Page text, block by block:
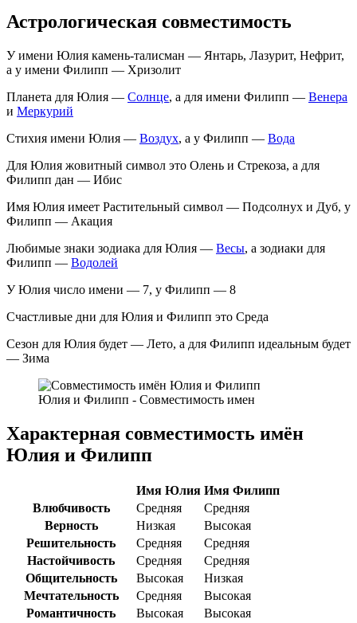
Астрологическая совместимость
У имени Юлия камень-талисман — Янтарь, Лазурит, Нефрит,
а у имени Филипп — Хризолит
Планета для Юлия — Солнце, а для имени Филипп — Венера
и Меркурий
Стихия имени Юлия — Воздух, а у Филипп — Вода
Для Юлия жовитный символ это Олень и Стрекоза, а для
Филипп дан — Ибис
Имя Юлия имеет Растительный символ — Подсолнух и Дуб, у
Филипп — Акация
Любимые знаки зодиака для Юлия — Весы, а зодиаки для
Филипп — Водолей
У Юлия число имени — 7, у Филипп — 8
Счастливые дни для Юлия и Филипп это Среда
Сезон для Юлия будет — Лето, а для Филипп идеальным будет
— Зима
Юлия и Филипп - Совместимость имен
Характерная совместимость имён
Юлия и Филипп
Имя Юлия Имя Филипп
Влюбчивость
Средняя
Средняя
Верность
Низкая
Высокая
Решительность
Средняя
Средняя
Настойчивость
Средняя
Средняя
Общительность
Высокая
Низкая
Мечтательность
Средняя
Высокая
Романтичность
Высокая Высокая